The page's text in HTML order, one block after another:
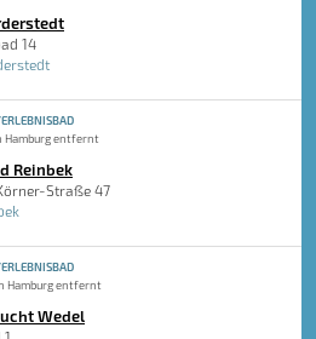
14
Hamburg entfernt
Reinbek
Straße 47
Hamburg entfernt
Wedel